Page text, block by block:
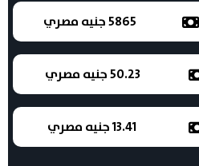
5865 جنيه مصري
50.23 جنيه مصري
13.41 جنيه مصري